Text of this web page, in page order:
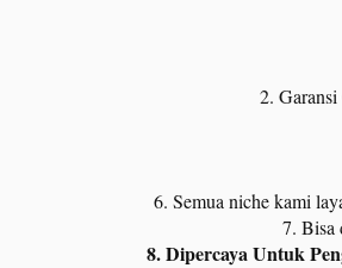
2.
6. Semua niche kami
7. Bisa
8. Dipercaya Untuk